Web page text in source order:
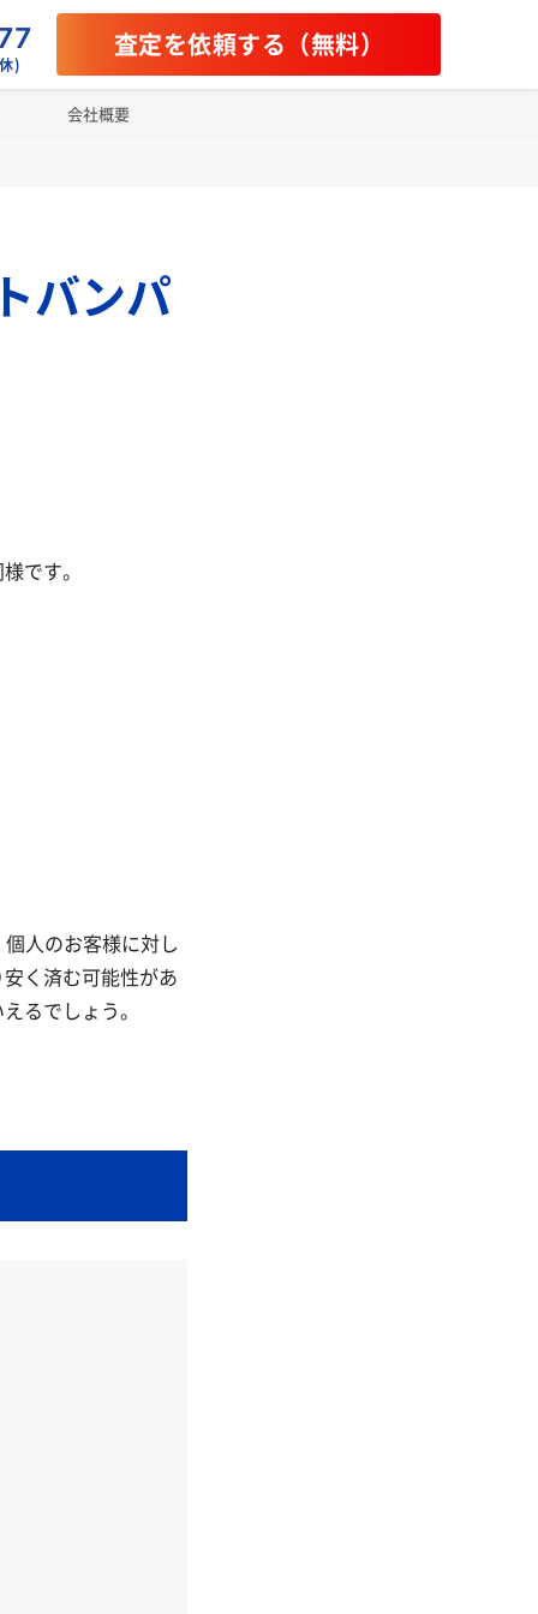
)
査定を依頼する（無料）
会社概要
バンパ
です。
人のお客様に対し
く済む可能性があ
るでしょう。